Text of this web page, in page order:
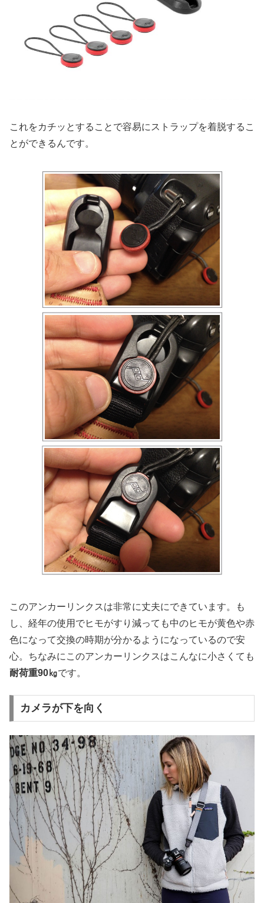
これをカチッとすることで容易にストラップを着脱するこ
とができるんです。
このアンカーリンクスは非常に丈夫にできています。も
し、経年の使用でヒモがすり減っても中のヒモが黄色や赤
色になって交換の時期が分かるようになっているので安
心。ちなみにこのアンカーリンクスはこんなに小さくても
耐荷重90㎏です。
カメラが下を向く